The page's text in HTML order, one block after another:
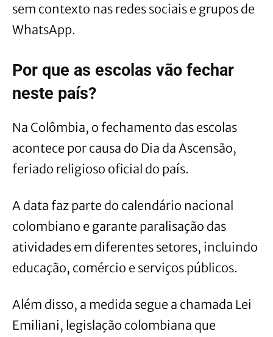
sem contexto nas redes sociais e grupos de
WhatsApp.
Por que as escolas vão fechar
neste país?
Na Colômbia, o fechamento das escolas
acontece por causa do Dia da Ascensão,
feriado religioso oficial do país.
A data faz parte do calendário nacional
colombiano e garante paralisação das
atividades em diferentes setores, incluindo
educação, comércio e serviços públicos.
Além disso, a medida segue a chamada Lei
Emiliani, legislação colombiana que